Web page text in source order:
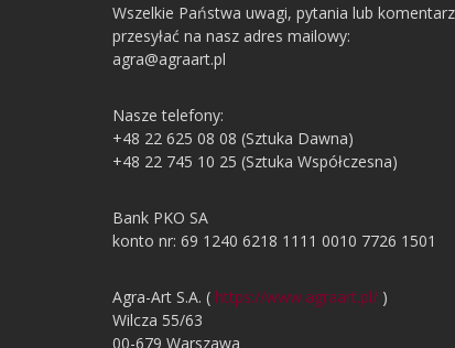
Wszelkie Państwa uwagi, pytania lub
przesyłać na nasz adres mailowy:
agra@agraart.pl
Nasze telefony:
+48 22 625 08 08 (Sztuka Dawna)
+48 22 745 10 25 (Sztuka Współczesna)
Bank PKO SA
konto nr: 69 1240 6218 1111 0010 7726 1501
Agra-Art S.A. ( https://www.agraart.pl/ )
Wilcza 55/63
00-679 Warszawa